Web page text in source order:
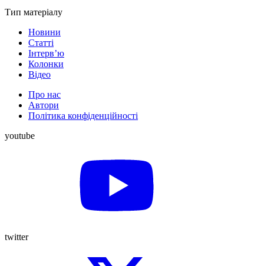
Тип матеріалу
Новини
Статті
Інтерв’ю
Колонки
Відео
Про нас
Автори
Політика конфіденційності
youtube
twitter